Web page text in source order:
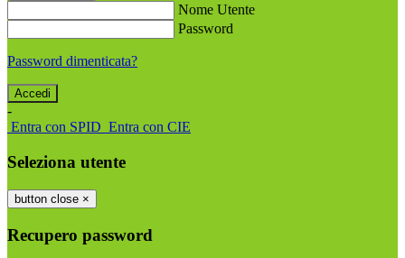
Nome Utente
Password
Password dimenticata?
-
Entra con SPID Entra con CIE
Seleziona utente
button close ×
Recupero password